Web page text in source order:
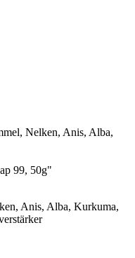
Nelken, Anis, Alba,
99, 50g"
Anis, Alba, Kurkuma,